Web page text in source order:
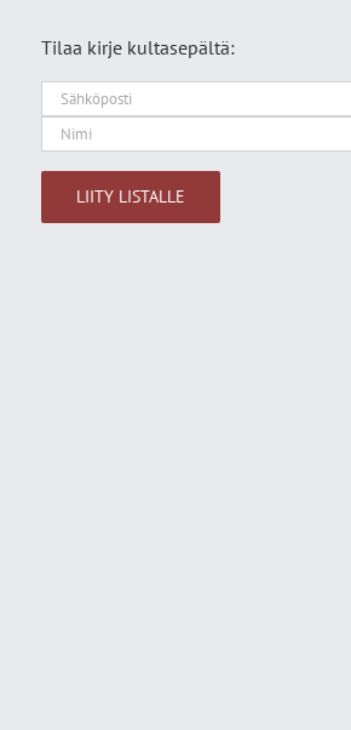
Tilaa kirje kultasepältä: